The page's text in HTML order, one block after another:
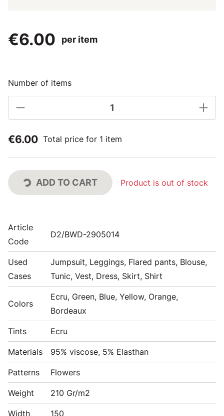
€6.00 per item
Number of items
€6.00 Total price for 1 item
ADD TO CART Product is out of stock
Article
Code
D2/BWD-2905014
Used
Cases
Jumpsuit, Leggings, Flared pants, Blouse,
Tunic, Vest, Dress, Skirt, Shirt
Colors
Ecru, Green, Blue, Yellow, Orange,
Bordeaux
Tints Ecru
Materials 95% viscose, 5% Elasthan
Patterns Flowers
Weight 210 Gr/m2
Width 150